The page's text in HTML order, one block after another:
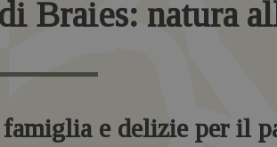
Braies: natura
famiglia e delizie per il